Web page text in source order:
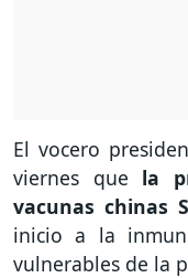
El vocero
viernes que la
vacunas chinas
inicio a la
vulnerables de la